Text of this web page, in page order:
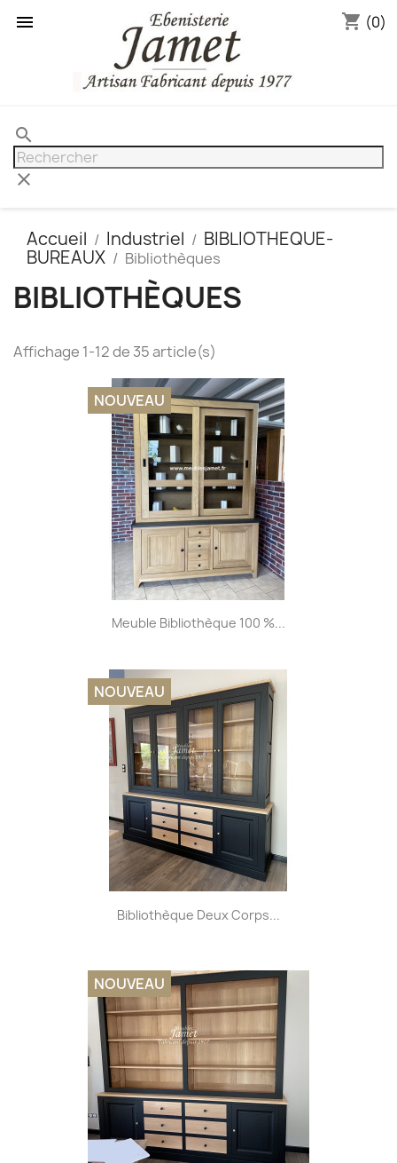
 shopping_cart (0)
search
clear
Accueil Industriel
BIBLIOTHEQUE-
BUREAUX
Bibliothèques
BIBLIOTHÈQUES
Affichage 1-12 de 35 article(s)
Meuble Bibliothèque 100 %...
NOUVEAU
Bibliothèque Deux Corps...
NOUVEAU
NOUVEAU